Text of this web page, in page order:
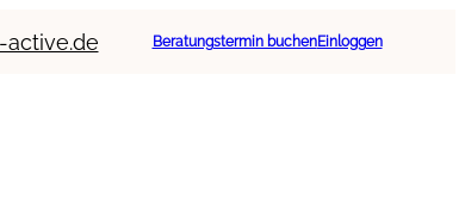
active.de Beratungstermin buchenEinloggen